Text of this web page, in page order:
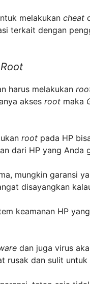
melakukan cheat
terkait dengan
Root
harus melakukan
akses root maka
root pada HP
dari HP yang Anda
mungkin garansi
disayangkan
keamanan HP
dan juga virus
rusak dan sulit